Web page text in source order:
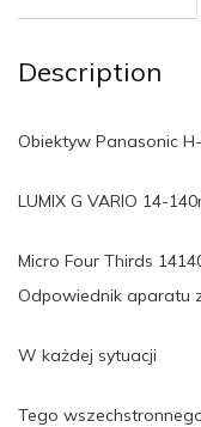
Description
Obiektyw Panasonic
LUMIX G VARIO 14-
Micro Four Thirds
Odpowiednik aparatu
W każdej sytuacji
Tego